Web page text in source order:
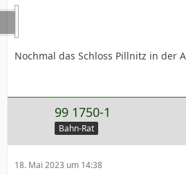
Nochmal das Schloss Pillnitz in der
99 1750-1
Bahn-Rat
18. Mai 2023 um 14:38